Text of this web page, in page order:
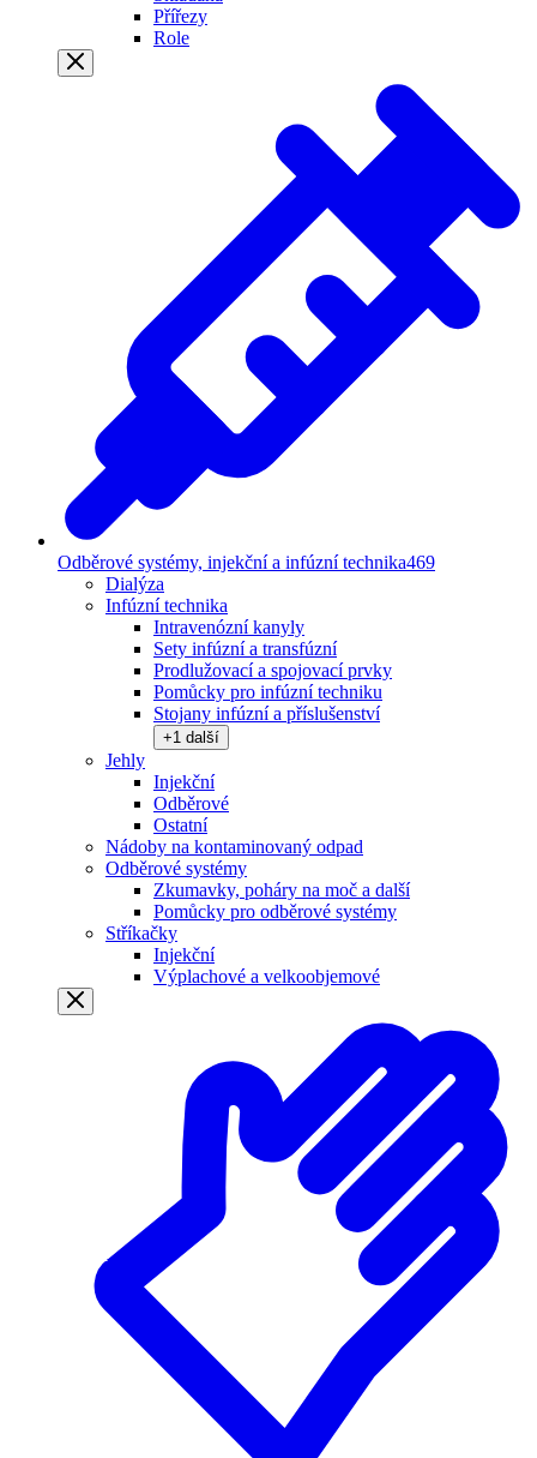
Přířezy
Role
Odběrové systémy, injekční a infúzní technika469
Dialýza
Infúzní technika
Intravenózní kanyly
Sety infúzní a transfúzní
Prodlužovací a spojovací prvky
Pomůcky pro infúzní techniku
Stojany infúzní a příslušenství
+1 další
Jehly
Injekční
Odběrové
Ostatní
Nádoby na kontaminovaný odpad
Odběrové systémy
Zkumavky, poháry na moč a další
Pomůcky pro odběrové systémy
Stříkačky
Injekční
Výplachové a velkoobjemové